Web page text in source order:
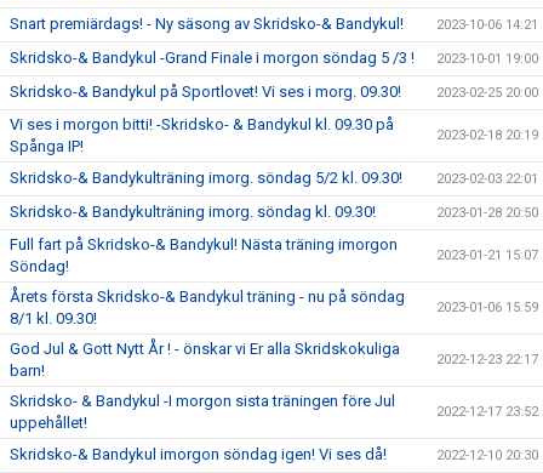
Snart premiärdags! - Ny säsong av Skridsko-& Bandykul! 2023-10-06 14:21
Skridsko-& Bandykul -Grand Finale i morgon söndag 5 /3 ! 2023-10-01 19:00
Skridsko-& Bandykul på Sportlovet! Vi ses i morg. 09.30! 2023-02-25 20:00
Vi ses i morgon bitti! -Skridsko- & Bandykul kl. 09.30 på
Spånga IP!
2023-02-18 20:19
Skridsko-& Bandykulträning imorg. söndag 5/2 kl. 09.30! 2023-02-03 22:01
Skridsko-& Bandykulträning imorg. söndag kl. 09.30! 2023-01-28 20:50
Full fart på Skridsko-& Bandykul! Nästa träning imorgon
Söndag!
2023-01-21 15:07
Årets första Skridsko-& Bandykul träning - nu på söndag
8/1 kl. 09.30!
2023-01-06 15:59
God Jul & Gott Nytt År ! - önskar vi Er alla Skridskokuliga
barn!
2022-12-23 22:17
Skridsko- & Bandykul -I morgon sista träningen före Jul
uppehållet!
2022-12-17 23:52
Skridsko-& Bandykul imorgon söndag igen! Vi ses då! 2022-12-10 20:30